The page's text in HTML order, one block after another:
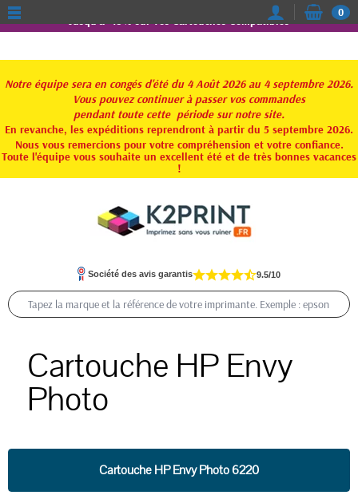
Jusqu'à -15% sur vos Cartouches Compatibles
Notre équipe sera en congés d'été du 4 Août 2026 au 4 septembre 2026.
Vous pouvez continuer à passer vos commandes
pendant toute cette période sur notre site.
En revanche, les expéditions reprendront à partir du 5 septembre 2026.
Nous vous remercions pour votre compréhension et votre confiance.
Toute l'équipe vous souhaite un excellent été et de très bonnes vacances
!
0
Société des avis garantis 9.5/10
Cartouche HP Envy
Photo
Cartouche HP Envy Photo 6220